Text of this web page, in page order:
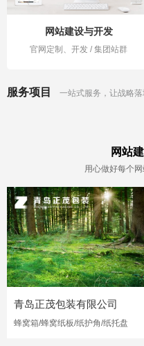
网站建设与开发
官网定制、开发 / 集团站群
服务项目 一站式服务，让战略
网站
用心做好每个
青岛正茂包装有限公司
蜂窝箱/蜂窝纸板/纸护角/纸托盘